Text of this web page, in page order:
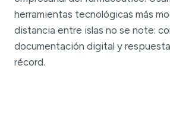
herramientas tecnológicas más
distancia entre islas no se note:
documentación digital y
récord.